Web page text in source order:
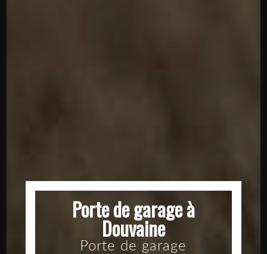
Porte de garage à
Douvaine
Porte de garage